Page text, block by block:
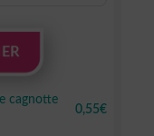
cagnotte
0,55€